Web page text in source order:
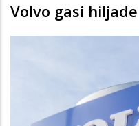
Volvo gasi